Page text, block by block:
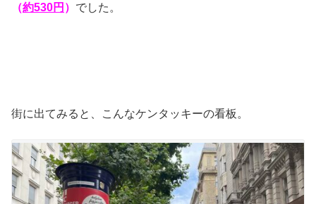
（約530円 ） でした。
街に出てみると、こんなケンタッキーの看板。